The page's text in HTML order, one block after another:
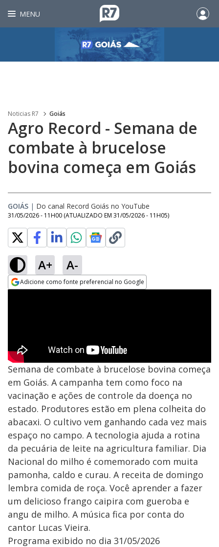
MENU
Noticias R7 Goiás
Agro Record - Semana de
combate à brucelose
bovina começa em Goiás
GOIÁS | Do canal Record Goiás no YouTube
31/05/2026 - 11H00 (ATUALIZADO EM 31/05/2026 - 11H05)
A+ A-
Adicione como fonte preferencial no Google
Semana de combate à brucelose bovina começa
em Goiás. A campanha tem como foco na
vacinação e ações de controle da doença no
estado. Produtores estão em plena colheita do
abacaxi. O cultivo vem ganhando cada vez mais
espaço no campo. A tecnologia ajuda a rotina
da pecuária de leite na agricultura familiar. Dia
Nacional do milho é comemorado com muita
pamonha, caldo e curau. A receita de domingo
lembra comida de roça. Você aprender a fazer
um delicioso frango caipira com gueroba e
angu de milho. A música fica por conta do
cantor Lucas Vieira.
Programa exibido no dia 31/05/2026